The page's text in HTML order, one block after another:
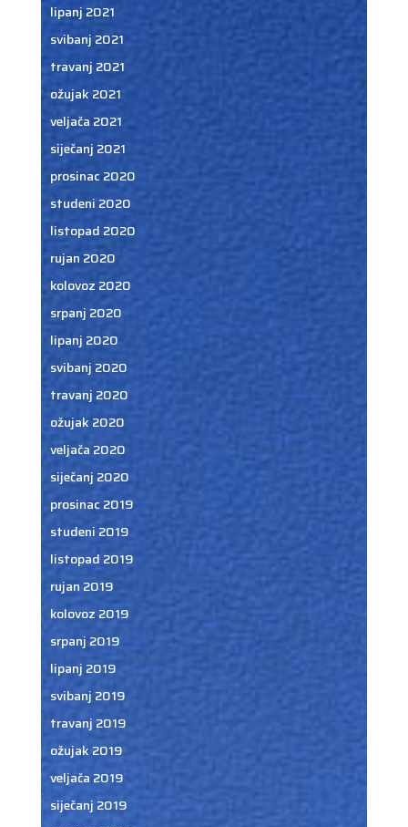
lipanj 2021
svibanj 2021
travanj 2021
ožujak 2021
veljača 2021
siječanj 2021
prosinac 2020
studeni 2020
listopad 2020
rujan 2020
kolovoz 2020
srpanj 2020
lipanj 2020
svibanj 2020
travanj 2020
ožujak 2020
veljača 2020
siječanj 2020
prosinac 2019
studeni 2019
listopad 2019
rujan 2019
kolovoz 2019
srpanj 2019
lipanj 2019
svibanj 2019
travanj 2019
ožujak 2019
veljača 2019
siječanj 2019